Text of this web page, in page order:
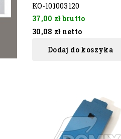
KO-101003120
37,00 złbrutto
30,08 zł netto
Dodaj do koszyka